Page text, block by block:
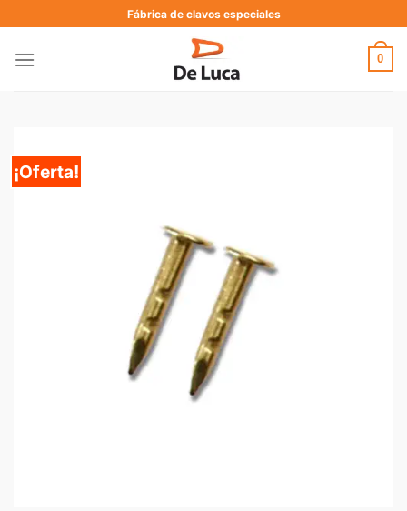
Fábrica de clavos especiales
0
¡Oferta!